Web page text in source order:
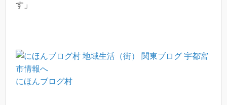
す」
にほんブログ村